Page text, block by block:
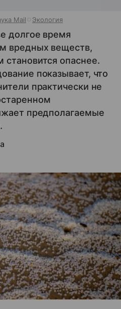
Mail Экология
долгое время
вредных веществ,
опаснее.
показывает, что
практически не
предполагаемые